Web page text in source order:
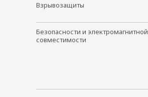
Взрывозащиты
Безопасности и электромагнитной
совместимости